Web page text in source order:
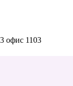
офис 1103